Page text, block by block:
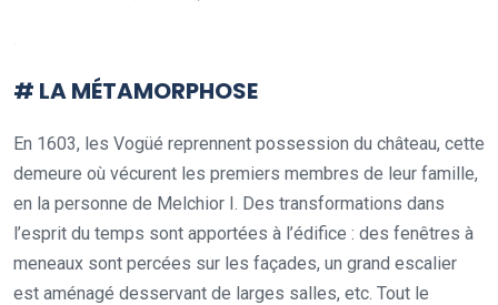
# LA MÉTAMORPHOSE
En 1603, les Vogüé reprennent possession du château, cette
demeure où vécurent les premiers membres de leur famille,
en la personne de Melchior I. Des transformations dans
l’esprit du temps sont apportées à l’édifice : des fenêtres à
meneaux sont percées sur les façades, un grand escalier
est aménagé desservant de larges salles, etc. Tout le